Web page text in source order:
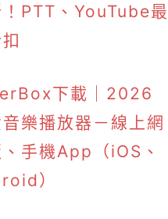
！PTT、YouTube最
下載｜2026
樂播放器－線上網
手機App（iOS、
）